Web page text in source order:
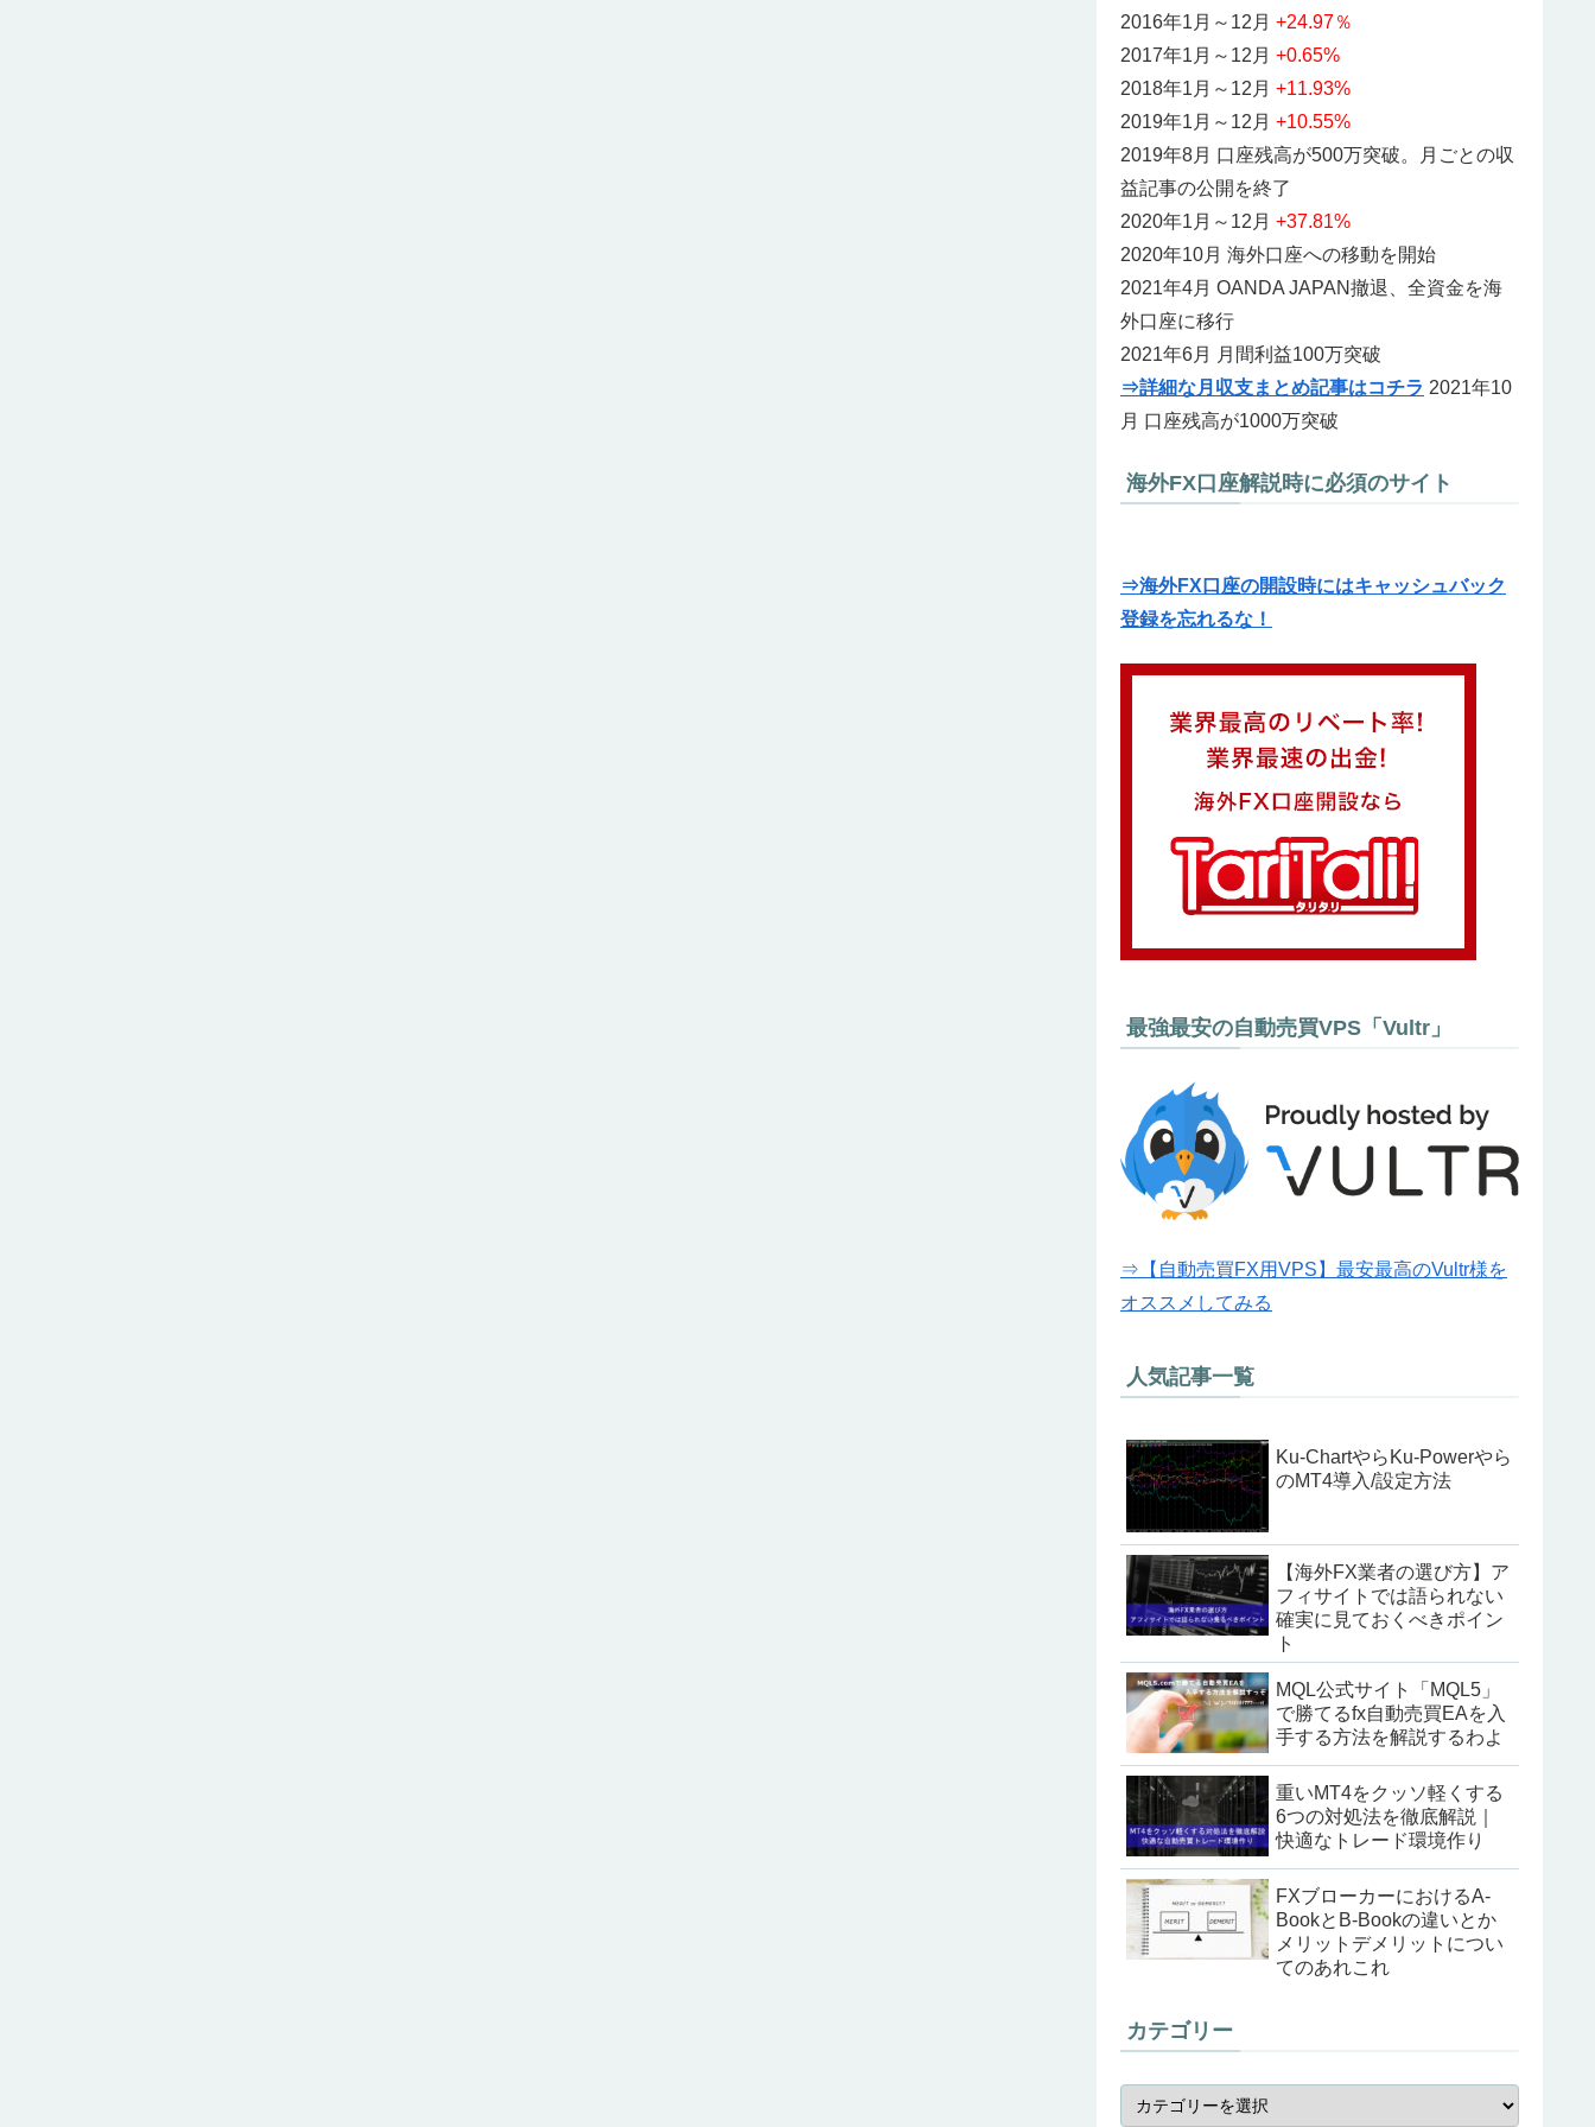
2016年1月～12月 +24.97％
2017年1月～12月 +0.65%
2018年1月～12月 +11.93%
2019年1月～12月 +10.55%
2019年8月 口座残高が500万突破。月ごとの収
益記事の公開を終了
2020年1月～12月 +37.81%
2020年10月 海外口座への移動を開始
2021年4月 OANDA JAPAN撤退、全資金を海
外口座に移行
2021年6月 月間利益100万突破
⇒詳細な月収支まとめ記事はコチラ 2021年10
月 口座残高が1000万突破
海外FX口座解説時に必須のサイト
⇒海外FX口座の開設時にはキャッシュバック
登録を忘れるな！
最強最安の自動売買VPS「Vultr」
⇒【自動売買FX用VPS】最安最高のVultr様を
オススメしてみる
人気記事一覧
Ku-ChartやらKu-Powerやら
のMT4導入/設定方法
【海外FX業者の選び方】ア
フィサイトでは語られない
確実に見ておくべきポイン
ト
MQL公式サイト「MQL5」
で勝てるfx自動売買EAを入
手する方法を解説するわよ
重いMT4をクッソ軽くする
6つの対処法を徹底解説｜
快適なトレード環境作り
FXブローカーにおけるA-
BookとB-Bookの違いとか
メリットデメリットについ
てのあれこれ
カテゴリー